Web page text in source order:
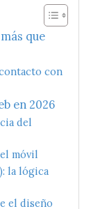
que
con
en 2026
del
móvil
la lógica
el diseño